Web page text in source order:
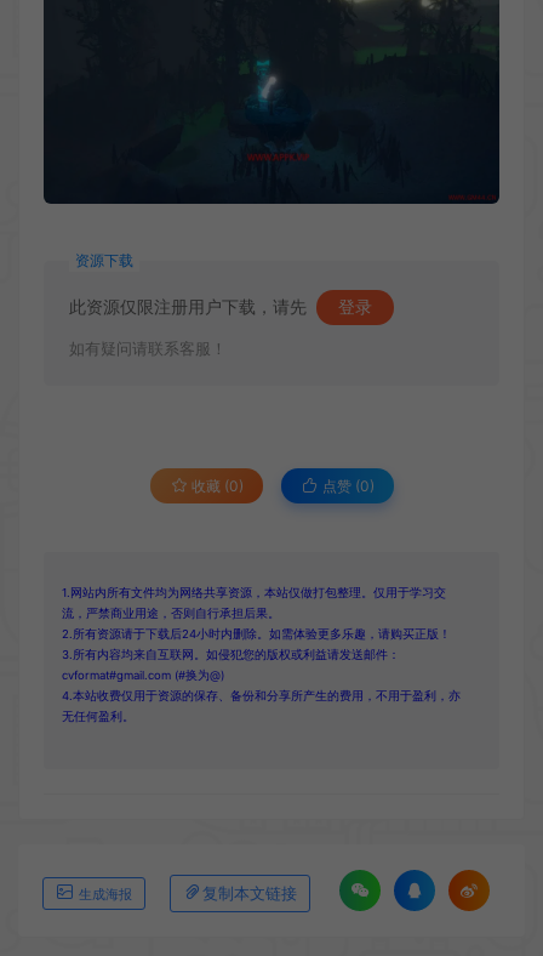
资源下载
此资源仅限注册用户下载，请先 登录
如有疑问请联系客服！
收藏 (0) 点赞 (0)
1.网站内所有文件均为网络共享资源，本站仅做打包整理。仅用于学习交
流，严禁商业用途，否则自行承担后果。
2.所有资源请于下载后24小时内删除。如需体验更多乐趣，请购买正版！
3.所有内容均来自互联网。如侵犯您的版权或利益请发送邮件：
cvformat#gmail.com (#换为@)
4.本站收费仅用于资源的保存、备份和分享所产生的费用，不用于盈利，亦
无任何盈利。
生成海报 复制本文链接